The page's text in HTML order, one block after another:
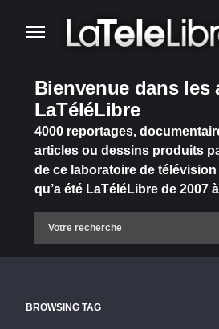
Bienvenue dans les
LaTéléLibre
4000 reportages,
articles ou dessins produits
de ce laboratoire de
qu’a été LaTéléLibre de 2007
BROWSING TAG